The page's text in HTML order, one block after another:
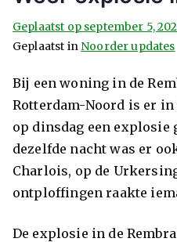
Geplaatst op september 5,
Geplaatst in Noorder updates
Bij een woning in de
Rotterdam-Noord is er in
op dinsdag een explosie
dezelfde nacht was er
Charlois, op de
ontploffingen raakte
De explosie in de